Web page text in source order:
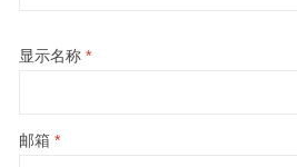
显示名称 *
邮箱 *